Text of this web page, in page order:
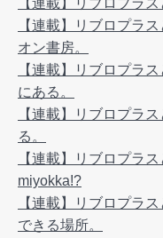
【連載】リブロプラ
オン書房。
【連載】リブロプラ
にある。
【連載】リブロプラ
る。
【連載】リブロプラ
miyokka!?
【連載】リブロプラ
できる場所。